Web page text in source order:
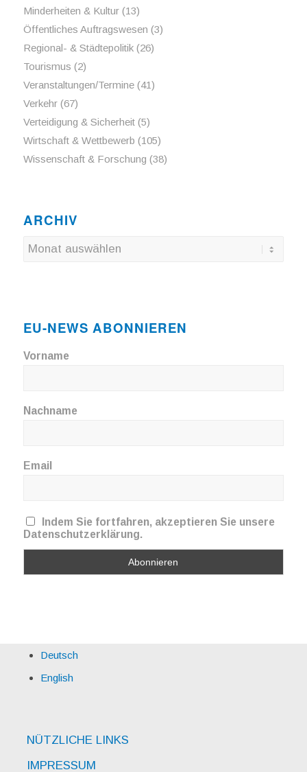
Minderheiten & Kultur(13)
Öffentliches Auftragswesen (3)
Regional- & Städtepolitik(26)
Tourismus (2)
Veranstaltungen/Termine(41)
Verkehr(67)
Verteidigung & Sicherheit(5)
Wirtschaft & Wettbewerb (105)
Wissenschaft & Forschung (38)
ARCHIV
EU-NEWS ABONNIEREN
Vorname
Nachname
Email
Indem Sie fortfahren, akzeptieren Sie unsere
Datenschutzerklärung.
Deutsch
English
NÜTZLICHE LINKS
IMPRESSUM